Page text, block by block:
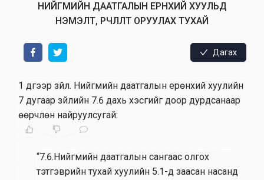
НИЙГМИЙН ДААТГАЛЫН ЕРӨНХИЙ ХУУЛЬД
НЭМЭЛТ, ӨӨРЧЛӨЛТ ОРУУЛАХ ТУХАЙ
Дагах
1 дүгээр зүйл. Нийгмийн даатгалын ерөнхий хуулийн
7 дугаар зүйлийн 7.6 дахь хэсгийг доор дурдсанаар
өөрчлөн найруулсугай:
“7.6.Нийгмийн даатгалын сангаас олгох
тэтгэврийн тухай хуулийн 5.1-д заасан насанд